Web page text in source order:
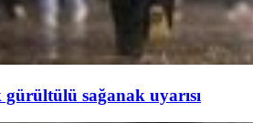
sağanak uyarısı